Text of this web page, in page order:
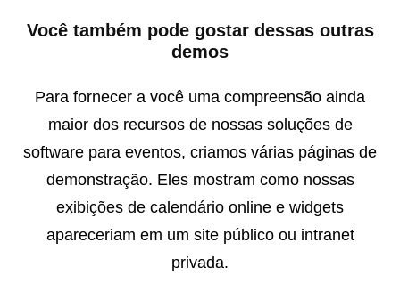
Você também pode gostar dessas outras
demos
Para fornecer a você uma compreensão ainda
maior dos recursos de nossas soluções de
software para eventos, criamos várias páginas de
demonstração. Eles mostram como nossas
exibições de calendário online e widgets
apareceriam em um site público ou intranet
privada.